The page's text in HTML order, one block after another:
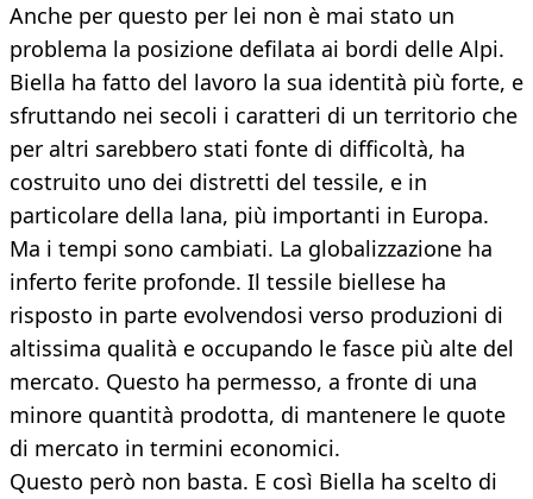
Anche per questo per lei non è mai stato un
problema la posizione defilata ai bordi delle Alpi.
Biella ha fatto del lavoro la sua identità più forte, e
sfruttando nei secoli i caratteri di un territorio che
per altri sarebbero stati fonte di difficoltà, ha
costruito uno dei distretti del tessile, e in
particolare della lana, più importanti in Europa.
Ma i tempi sono cambiati. La globalizzazione ha
inferto ferite profonde. Il tessile biellese ha
risposto in parte evolvendosi verso produzioni di
altissima qualità e occupando le fasce più alte del
mercato. Questo ha permesso, a fronte di una
minore quantità prodotta, di mantenere le quote
di mercato in termini economici.
Questo però non basta. E così Biella ha scelto di